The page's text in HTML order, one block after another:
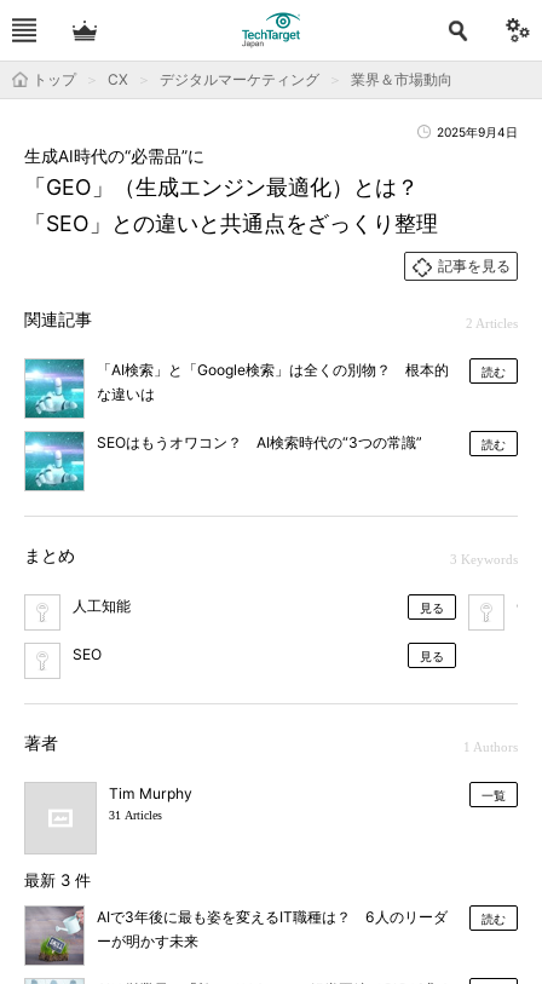
トップ CX デジタルマーケティング 業界＆市場動向
2025年9月4日
「GEO」（生成エンジン最適化）とは？
「SEO」との違いと共通点をざっくり整理
生成AI時代の“必需品”に
記事を見る
関連記事 2 Articles
「AI検索」と「Google検索」は全くの別物？ 根本的
な違いは
読む
SEOはもうオワコン？ AI検索時代の“3つの常識” 読む
まとめ 3 Keywords
人工知能 見る
SEO 見る
著者 1 Authors
Tim Murphy
31 Articles
一覧
最新 3 件
AIで3年後に最も姿を変えるIT職種は？ 6人のリーダ
ーが明かす未来
読む